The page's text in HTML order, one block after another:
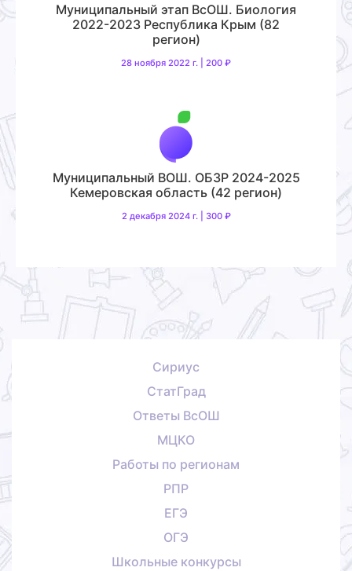
Муниципальный этап ВсОШ. Биология
2022-2023 Республика Крым (82
регион)
28 ноября 2022 г. | 200 ₽
Муниципальный ВОШ. ОБЗР 2024-2025
Кемеровская область (42 регион)
2 декабря 2024 г. | 300 ₽
Сириус
СтатГрад
Ответы ВсОШ
МЦКО
Работы по регионам
РПР
ЕГЭ
ОГЭ
Школьные конкурсы